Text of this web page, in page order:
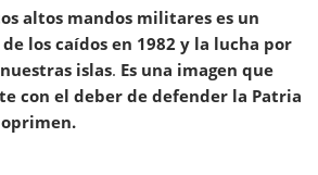
altos mandos militares es un
los caídos en 1982 y la lucha por
islas. Es una imagen que
con el deber de defender la Patria